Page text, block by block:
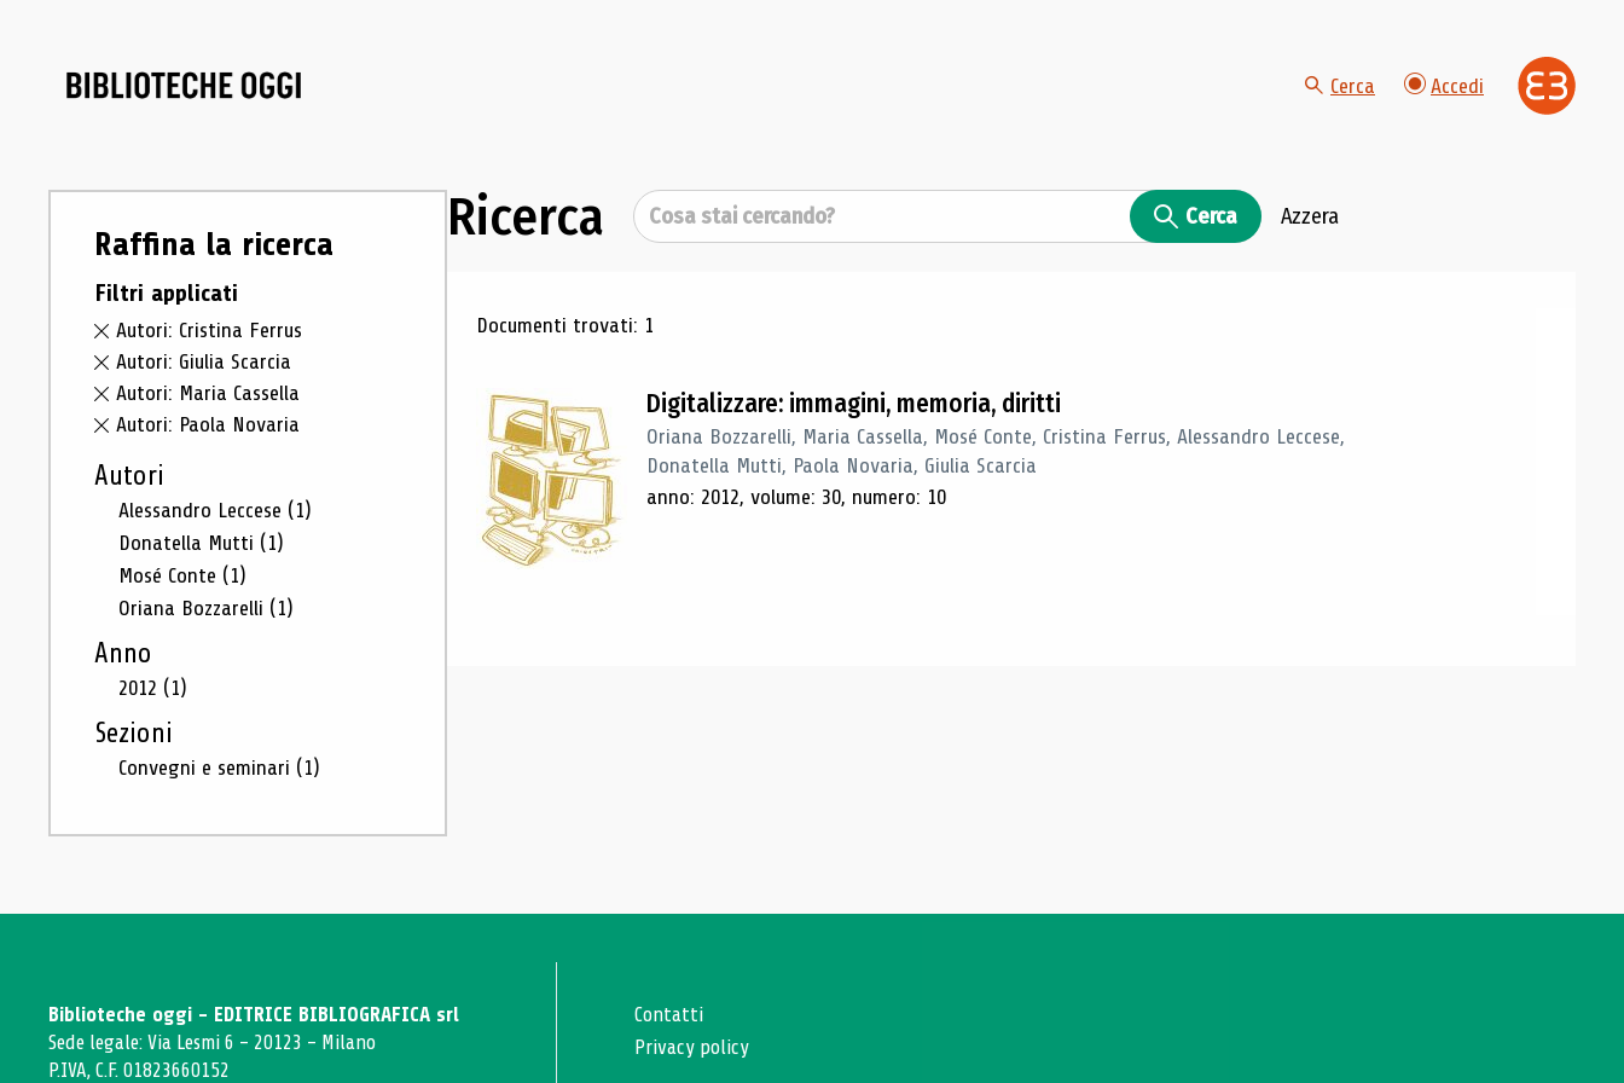
Cerca Accedi
Raffina la ricerca
Filtri applicati
Autori: Cristina Ferrus
Autori: Giulia Scarcia
Autori: Maria Cassella
Autori: Paola Novaria
Autori
Alessandro Leccese (1)
Donatella Mutti (1)
Mosé Conte (1)
Oriana Bozzarelli (1)
Anno
2012 (1)
Sezioni
Convegni e seminari (1)
Ricerca Cerca Cerca Azzera
Risultati di ricerca
Documenti trovati: 1
Digitalizzare: immagini, memoria, diritti
Oriana Bozzarelli, Maria Cassella, Mosé Conte, Cristina Ferrus, Alessandro Leccese,
Donatella Mutti, Paola Novaria, Giulia Scarcia
anno: 2012, volume: 30, numero: 10
Biblioteche oggi - EDITRICE BIBLIOGRAFICA srl
Sede legale: Via Lesmi 6 - 20123 - Milano
P.IVA, C.F. 01823660152
Contatti
Privacy policy